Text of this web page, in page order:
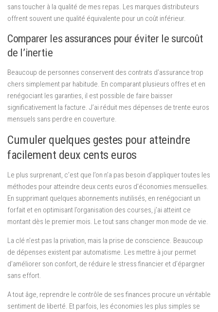
sans toucher à la qualité de mes repas. Les marques distributeurs
offrent souvent une qualité équivalente pour un coût inférieur.
Comparer les assurances pour éviter le surcoût
de l’inertie
Beaucoup de personnes conservent des contrats d’assurance trop
chers simplement par habitude. En comparant plusieurs offres et en
renégociant les garanties, il est possible de faire baisser
significativement la facture. J’ai réduit mes dépenses de trente euros
mensuels sans perdre en couverture.
Cumuler quelques gestes pour atteindre
facilement deux cents euros
Le plus surprenant, c’est que l’on n’a pas besoin d’appliquer toutes les
méthodes pour atteindre deux cents euros d’économies mensuelles.
En supprimant quelques abonnements inutilisés, en renégociant un
forfait et en optimisant l’organisation des courses, j’ai atteint ce
montant dès le premier mois. Le tout sans changer mon mode de vie.
La clé n’est pas la privation, mais la prise de conscience. Beaucoup
de dépenses existent par automatisme. Les mettre à jour permet
d’améliorer son confort, de réduire le stress financier et d’épargner
sans effort.
A tout âge, reprendre le contrôle de ses finances procure un véritable
sentiment de liberté. Et parfois, les économies les plus simples se